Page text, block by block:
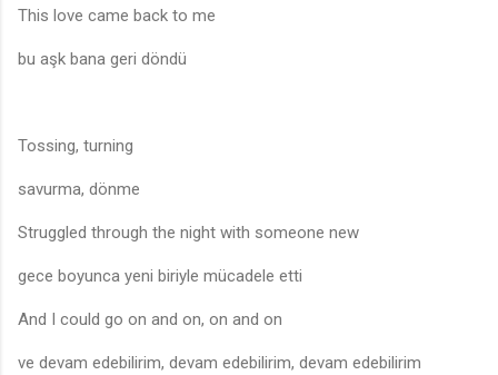
This love came back to me
bu aşk bana geri döndü
Tossing, turning
savurma, dönme
Struggled through the night with someone new
gece boyunca yeni biriyle mücadele etti
And I could go on and on, on and on
ve devam edebilirim, devam edebilirim, devam edebilirim